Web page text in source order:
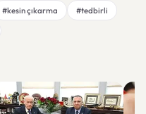
#kesin çıkarma
#tedbirli